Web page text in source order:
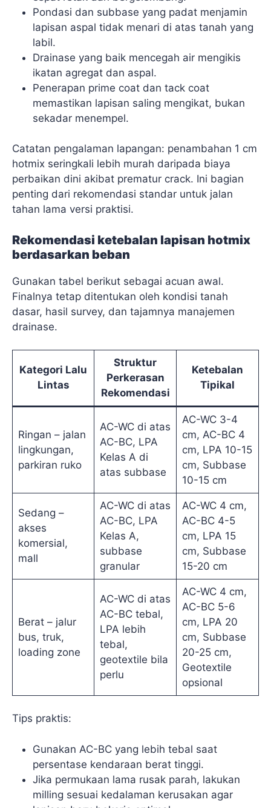
Pondasi dan subbase yang padat menjamin
lapisan aspal tidak menari di atas tanah yang
labil.
Drainase yang baik mencegah air mengikis
ikatan agregat dan aspal.
Penerapan prime coat dan tack coat
memastikan lapisan saling mengikat, bukan
sekadar menempel.
Catatan pengalaman lapangan: penambahan 1 cm
hotmix seringkali lebih murah daripada biaya
perbaikan dini akibat prematur crack. Ini bagian
penting dari rekomendasi standar untuk jalan
tahan lama versi praktisi.
Rekomendasi ketebalan lapisan hotmix
berdasarkan beban
Gunakan tabel berikut sebagai acuan awal.
Finalnya tetap ditentukan oleh kondisi tanah
dasar, hasil survey, dan tajamnya manajemen
drainase.
Kategori Lalu
Lintas
Struktur
Perkerasan
Rekomendasi
Ketebalan
Tipikal
Ringan – jalan
lingkungan,
parkiran ruko
AC-WC di atas
AC-BC, LPA
Kelas A di
atas subbase
AC-WC 3-4
cm, AC-BC 4
cm, LPA 10-15
cm, Subbase
10-15 cm
Sedang –
akses
komersial,
mall
AC-WC di atas
AC-BC, LPA
Kelas A,
subbase
granular
AC-WC 4 cm,
AC-BC 4-5
cm, LPA 15
cm, Subbase
15-20 cm
Berat – jalur
bus, truk,
loading zone
AC-WC di atas
AC-BC tebal,
LPA lebih
tebal,
geotextile bila
perlu
AC-WC 4 cm,
AC-BC 5-6
cm, LPA 20
cm, Subbase
20-25 cm,
Geotextile
opsional
Tips praktis:
Gunakan AC-BC yang lebih tebal saat
persentase kendaraan berat tinggi.
Jika permukaan lama rusak parah, lakukan
milling sesuai kedalaman kerusakan agar